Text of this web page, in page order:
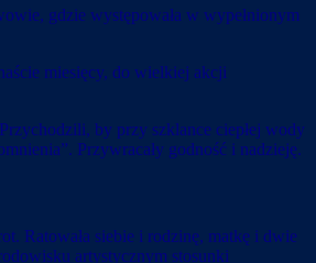
gdzie występowała w wypełnionym
miesięcy, do wielkiej akcji
by przy szklance ciepłej wody
Przywracały godność i nadzieję.
Ratowała siebie i rodzinę, matkę i dwie
artystycznym stosunki